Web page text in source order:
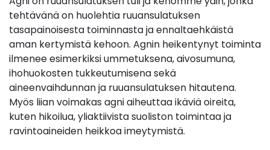
tehtävänä on huolehtia ruuansulatuksen
tasapainoisesta toiminnasta ja ennaltaehkäistä
aman kertymistä kehoon. Agnin heikentynyt toiminta
ilmenee esimerkiksi ummetuksena, aivosumuna,
ihohuokosten tukkeutumisena sekä
aineenvaihdunnan ja ruuansulatuksen hitautena.
Myös liian voimakas agni aiheuttaa ikäviä oireita,
kuten hikoilua, yliaktiivista suoliston toimintaa ja
ravintoaineiden heikkoa imeytymistä.